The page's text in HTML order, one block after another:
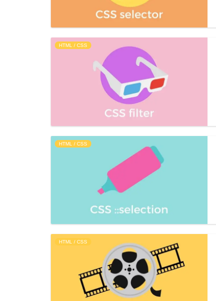
HTML / CSS
HTML / CSS
HTML / CSS